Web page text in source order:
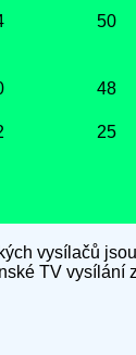
50
48
25
vysílačů
TV vysílání